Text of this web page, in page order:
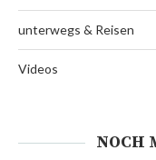
unterwegs & Reisen
Videos
NOCH